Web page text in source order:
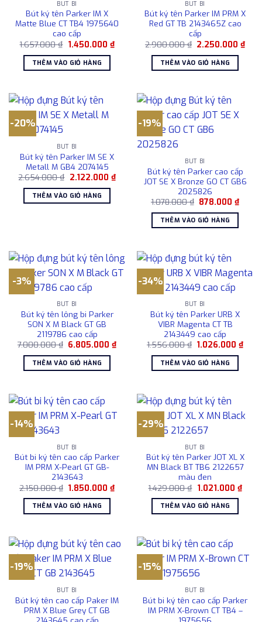
BÚT BI
Bút ký tên Parker IM X
Matte Blue CT TB4 1975640
cao cấp
1.657.000₫ Giá
là:
1.657.000 ₫.
1.450.000 ₫Giá
hiện
1.450.000 ₫.
THÊM VÀO GIỎ HÀNG
BÚT BI
Bút ký tên Parker IM PRM X
Red GT TB 2143465Z cao
cấp
2.900.000₫ Giá
là:
2.900.000 ₫.
2.250.000₫Giá
hiện
THÊM VÀO GIỎ HÀNG
-20%
BÚT BI
Bút ký tên Parker IM SE X
Metall M GB4 2074145
2.654.000₫ Giá
là:
2.654.000 ₫.
2.122.000 ₫Giá
hiện
2.122.000 ₫.
THÊM VÀO GIỎ HÀNG
-19%
BÚT BI
Bút ký tên Parker cao cấp
JOT SE X Bronze GO CT GB6
2025826
1.078.000₫ Giá
là:
1.078.000 ₫.
878.000₫Giá
hiện
THÊM VÀO GIỎ HÀNG
-3%
BÚT BI
Bút ký tên lông bi Parker
SON X M Black GT GB
2119786 cao cấp
7.000.000₫ Giá
là:
7.000.000 ₫.
6.805.000₫Giá
hiện
6.805.000 ₫.
THÊM VÀO GIỎ HÀNG
-34%
BÚT BI
Bút ký tên Parker URB X
VIBR Magenta CT TB
2143449 cao cấp
1.556.000₫ Giá
là:
1.556.000 ₫.
1.026.000₫Giá
hiện
THÊM VÀO GIỎ HÀNG
-14%
BÚT BI
Bút bi ký tên cao cấp Parker
IM PRM X-Pearl GT GB-
2143643
2.150.000₫ Giá
là:
2.150.000 ₫.
1.850.000₫Giá
hiện
1.850.000 ₫.
THÊM VÀO GIỎ HÀNG
-29%
BÚT BI
Bút ký tên Parker JOT XL X
MN Black BT TB6 2122657
màu đen
1.429.000₫ Giá
là:
1.429.000 ₫.
1.021.000 ₫Giá
hiện
THÊM VÀO GIỎ HÀNG
-19%
BÚT BI
Bút ký tên cao cấp Paker IM
PRM X Blue Grey CT GB
-15%
BÚT BI
Bút bi ký tên cao cấp Parker
IM PRM X-Brown CT TB4 –